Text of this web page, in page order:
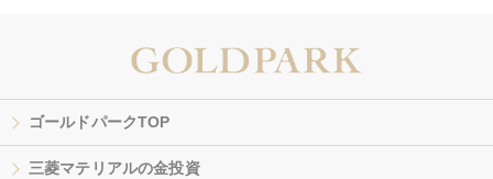
ゴールドパークTOP
三菱マテリアルの金投資